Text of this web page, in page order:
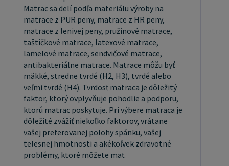
Matrac sa delí podľa materiálu výroby na
matrace z PUR peny, matrace z HR peny,
matrace z lenivej peny, pružinové matrace,
taštičkové matrace, latexové matrace,
lamelové matrace, sendvičové matrace,
antibakteriálne matrace. Matrace môžu byť
mäkké, stredne tvrdé (H2, H3), tvrdé alebo
veľmi tvrdé (H4). Tvrdosť matraca je dôležitý
faktor, ktorý ovplyvňuje pohodlie a podporu,
ktorú matrac poskytuje. Pri výbere matraca je
dôležité zvážiť niekoľko faktorov, vrátane
vašej preferovanej polohy spánku, vašej
telesnej hmotnosti a akékoľvek zdravotné
problémy, ktoré môžete mať.